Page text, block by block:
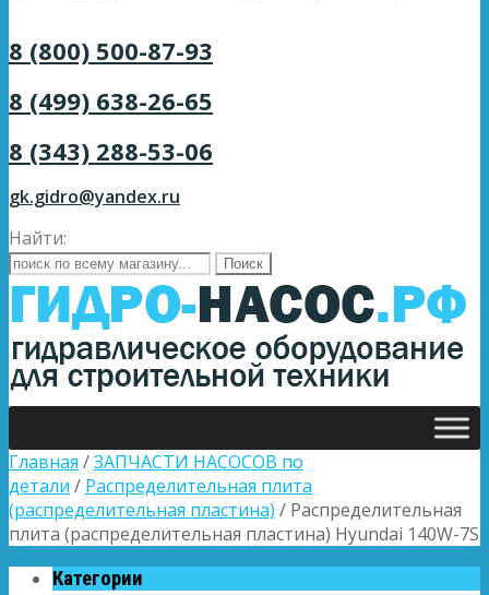
8 (800) 500-87-93
8 (499) 638-26-65
8 (343) 288-53-06
gk.gidro@yandex.ru
Найти:
Главная /ЗАПЧАСТИ НАСОСОВ по
детали / Распределительная плита
(распределительная пластина) / Распределительная
плита (распределительная пластина) Hyundai 140W-7S
Категории